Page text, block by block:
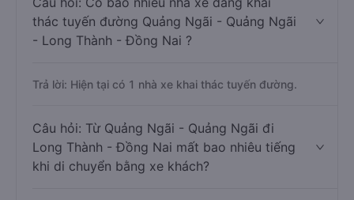
thác tuyến đường Quảng Ngãi - Quảng Ngãi
- Long Thành - Đồng Nai ?
Trả lời: Hiện tại có 1 nhà xe khai thác tuyến đường.
Câu hỏi: Từ Quảng Ngãi - Quảng Ngãi đi
Long Thành - Đồng Nai mất bao nhiêu tiếng
khi di chuyển bằng xe khách?